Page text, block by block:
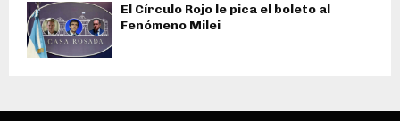
El Círculo Rojo le pica el boleto al
Fenómeno Milei